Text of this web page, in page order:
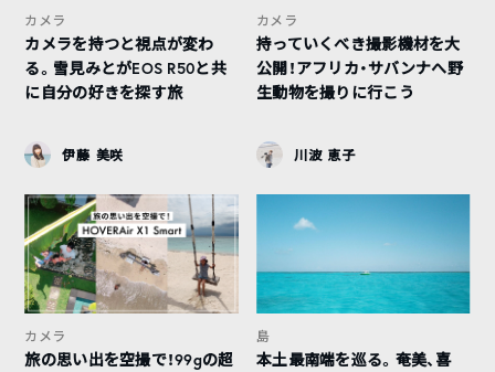
カメラ
カメラを持つと視点が変わ
る。雪見みとがEOS R50と共
に自分の好きを探す旅
伊藤 美咲
カメラ
持っていくべき撮影機材を大
公開！アフリカ・サバンナへ野
生動物を撮りに行こう
川波 恵子
カメラ
旅の思い出を空撮で！99gの超
島
本土最南端を巡る。奄美、喜